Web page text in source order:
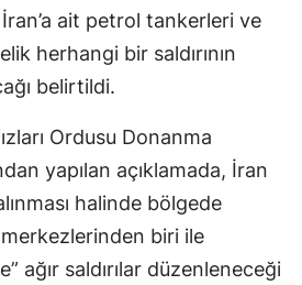
İran’a ait petrol tankerleri ve
herhangi bir saldırının
belirtildi.
Ordusu Donanma
yapılan açıklamada, İran
halinde bölgede
biri ile
ağır saldırılar düzenleneceği